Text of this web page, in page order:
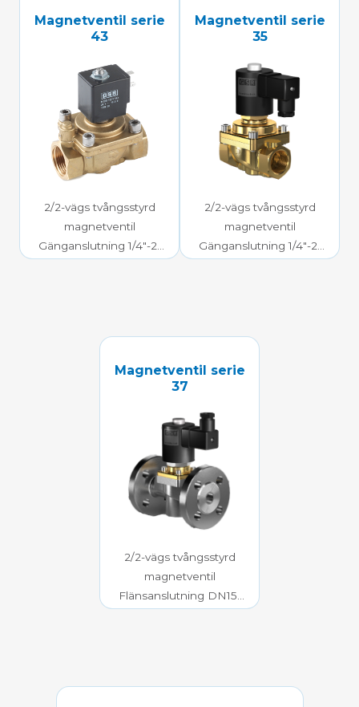
Magnetventil serie
43
2/2-vägs tvångsstyrd
magnetventil
Gänganslutning 1/4″-2″
Magnetventil serie
35
2/2-vägs tvångsstyrd
magnetventil
Gänganslutning 1/4″-2″
Magnetventil serie
37
2/2-vägs tvångsstyrd
magnetventil
Flänsanslutning DN15-